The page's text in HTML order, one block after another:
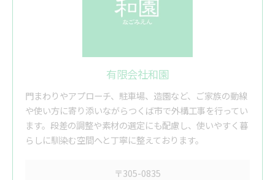
有限会社和園
門まわりやアプローチ、駐車場、造園など、ご家族の動線
や使い方に寄り添いながらつくば市で外構工事を行ってい
ます。段差の調整や素材の選定にも配慮し、使いやすく暮
らしに馴染む空間へと丁寧に整えております。
〒305-0835